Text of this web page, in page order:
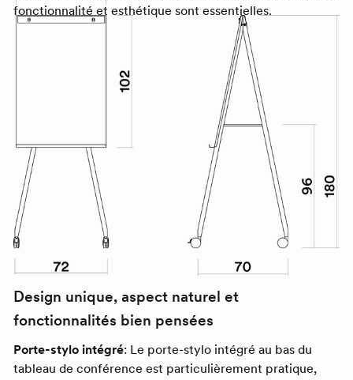
fonctionnalité et esthétique sont essentielles.
Design unique, aspect naturel et
fonctionnalités bien pensées
Porte-stylo intégré: Le porte-stylo intégré au bas du
tableau de conférence est particulièrement pratique,